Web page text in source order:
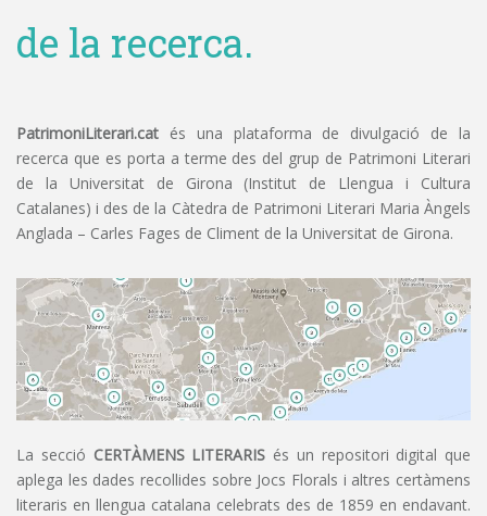
de la recerca.
PatrimoniLiterari.cat és una plataforma de divulgació de la
recerca que es porta a terme des del grup de Patrimoni Literari
de la Universitat de Girona (Institut de Llengua i Cultura
Catalanes) i des de la Càtedra de Patrimoni Literari Maria Àngels
Anglada – Carles Fages de Climent de la Universitat de Girona.
La secció CERTÀMENS LITERARIS és un repositori digital que
aplega les dades recollides sobre Jocs Florals i altres certàmens
literaris en llengua catalana celebrats des de 1859 en endavant.